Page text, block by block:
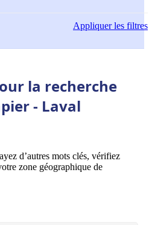
Appliquerles filtres
la recherche
- Laval
d’autres mots clés, vérifiez
zone géographique de